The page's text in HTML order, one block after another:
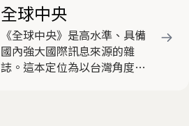
全球中央
《全球中央》是高水準、具備
國內強大國際訊息來源的雜
誌。這本定位為以台灣角度看